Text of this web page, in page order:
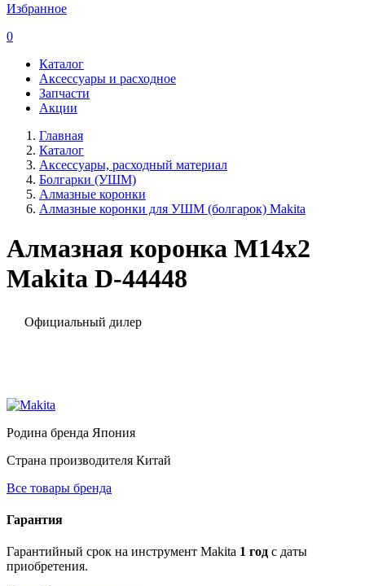
Избранное
0
Каталог
Аксессуары и расходное
Запчасти
Акции
Главная
Каталог
Аксессуары, расходный материал
Болгарки (УШМ)
Алмазные коронки
Алмазные коронки для УШМ (болгарок) Makita
Алмазная коронка M14x2
Makita D-44448
Официальный дилер
Родина бренда Япония
Страна производителя Китай
Все товары бренда
Гарантия
Гарантийный срок на инструмент Makita 1 год с даты
приобретения.